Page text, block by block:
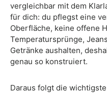
vergleichbar mit dem
für dich: du pflegst eine
Oberfläche, keine offene
Temperatursprünge,
Getränke aushalten,
genau so konstruiert.
Daraus folgt die